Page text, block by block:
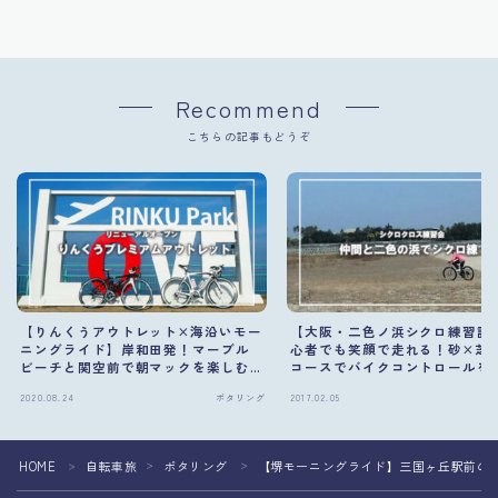
Recommend
こちらの記事もどうぞ
【りんくうアウトレット×海沿いモー
ニングライド】岸和田発！マーブル
ビーチと関空前で朝マックを楽しむ
2020.08.24 ポタリング
【大阪・二色ノ浜シクロ練習記
心者でも笑顔で走れる！砂×芝
コースでバイクコントロールを
2017.02.05
HOME ＞ 自転車旅 ＞ ポタリング ＞ 【堺モーニングライド】三国ヶ丘駅前